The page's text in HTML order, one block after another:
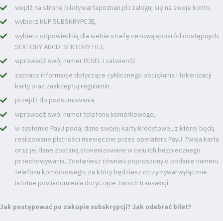
wejdź na stronę bilety.wartapoznan.pl i zaloguj się na swoje konto,
wybierz KUP SUBSKRYPCJĘ,
wybierz odpowiednią dla siebie strefę cenową spośród dostępnych:
SEKTORY ABCD, SEKTORY HIJ,
wprowadź swój numer PESEL i zatwierdź,
zaznacz informacje dotyczące cyklicznego obciążania i tokenizacji
karty oraz zaakceptuj regulamin,
przejdź do podsumowania,
wprowadź swój numer telefonu komórkowego,
w systemie PayU podaj dane swojej karty kredytowej, z której będą
realizowane płatności miesięczne przez operatora PayU. Twoja karta
oraz jej dane zostaną stokenizowane w celu ich bezpiecznego
przechowywania. Zostaniesz również poproszony o podanie numeru
telefonu komórkowego, na który będziesz otrzymywał wyłącznie
istotne powiadomienia dotyczące Twoich transakcji.
Jak postępować po zakupie subskrypcji? Jak odebrać bilet?